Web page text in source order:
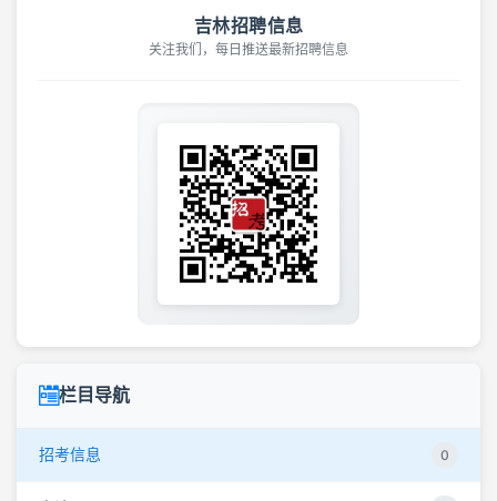
吉林招聘信息
关注我们，每日推送最新招聘信息
栏目导航
招考信息 0